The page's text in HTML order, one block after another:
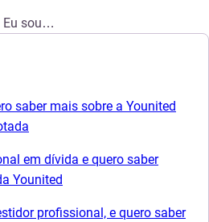
Eu sou…
saber mais sobre a Younited
em dívida e quero saber
Younited
profissional, e quero saber